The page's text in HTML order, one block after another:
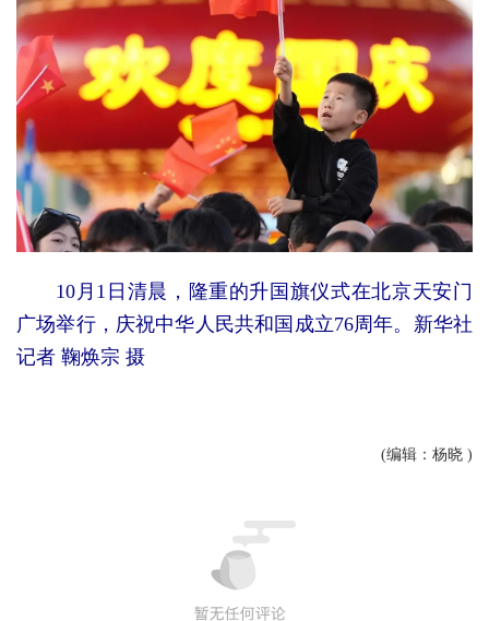
10月1日清晨，隆重的升国旗仪式在北京天安门
广场举行，庆祝中华人民共和国成立76周年。新华社
记者 鞠焕宗 摄
(编辑：杨晓 )